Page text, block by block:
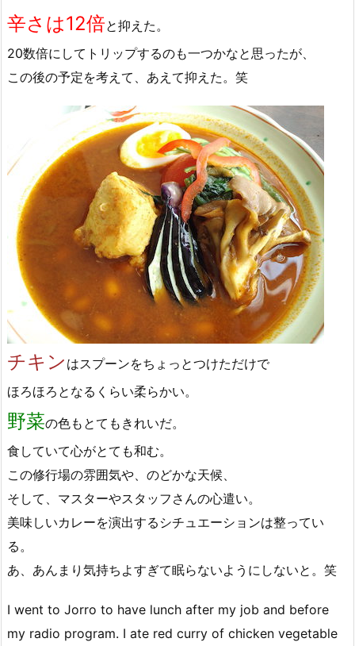
辛さは12倍と抑えた。
20数倍にしてトリップするのも一つかなと思ったが、
この後の予定を考えて、あえて抑えた。笑
チキン はスプーンをちょっとつけただけで
ほろほろとなるくらい柔らかい。
野菜の色もとてもきれいだ。
食していて心がとても和む。
この修行場の雰囲気や、のどかな天候、
そして、マスターやスタッフさんの心遣い。
美味しいカレーを演出するシチュエーションは整ってい
る。
あ、あんまり気持ちよすぎて眠らないようにしないと。笑
I went to Jorro to have lunch after my job and before
my radio program. I ate red curry of chicken vegetable